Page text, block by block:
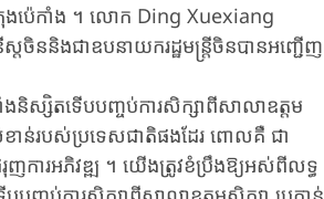
ក្រុង​ប៉េ​កាំង ​។ ​លោក ​Ding ​Xuexiang
ចិន​និងជា​ឧបនាយក​រដ្ឋមន្ត្រី​ចិន​បាន​អញ្ជើញ
ស្សិត​ទើប​បញ្ចប់​ការ​សិក្សា​ពី​សាលា​ឧត្តម​
ខាន់​របស់ប្រទេសជាតិផងដែរ ​ពោលគឺ ​ជា​
ញ​ការអភិវឌ្ឍ ​។ ​យើង​ត្រូវ​ខំប្រឹងឱ្យអស់ពីលទ្ធ